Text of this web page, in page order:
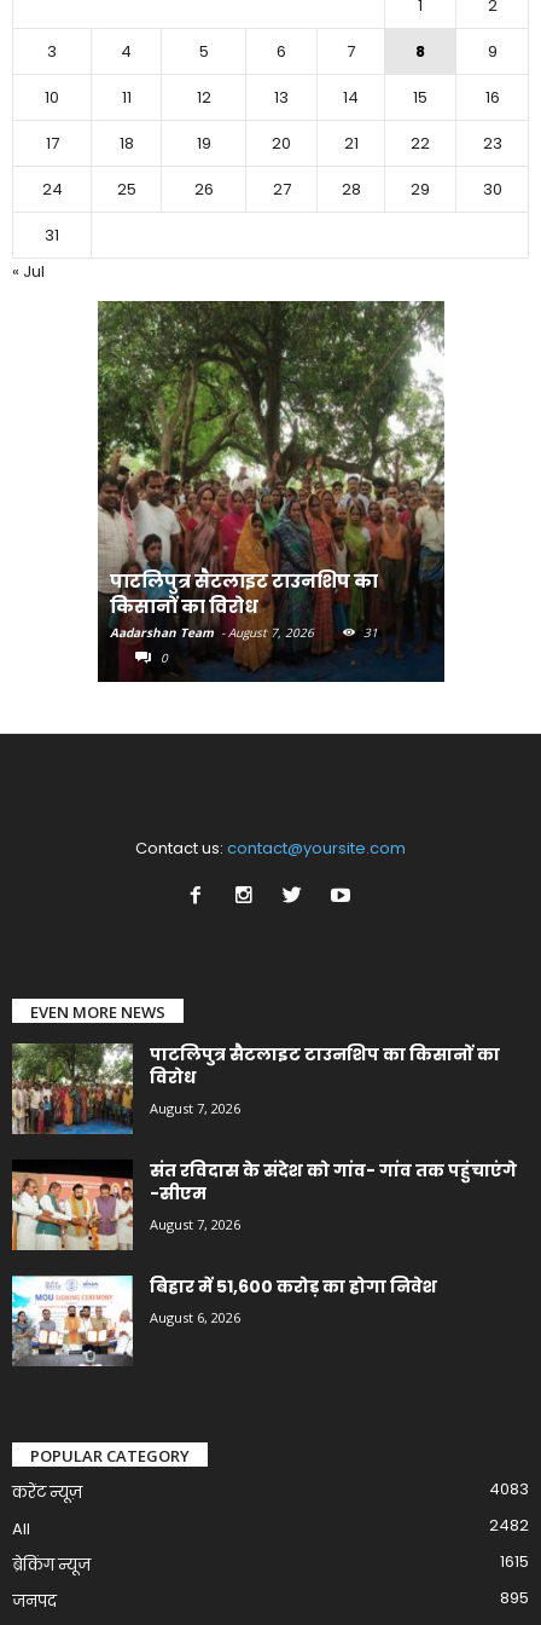
1
2
3
4 5 6 7 8
9
10
11 12 13 14 15
16
17
18 19 20 21 22
23
24
25 26 27 28 29
30
31
« Jul
पाटलिपुत्र सैटलाइट टाउनशिप का
किसानों का विरोध
Aadarshan Team - August 7, 2026
31
0
Contact us: contact@yoursite.com
EVEN MORE NEWS
पाटलिपुत्र सैटलाइट टाउनशिप का किसानों का
विरोध
August 7, 2026
संत रविदास के संदेश को गांव- गांव तक पहुंचाएंगे
-सीएम
August 7, 2026
बिहार में 51,600 करोड़ का होगा निवेश
August 6, 2026
POPULAR CATEGORY
करेंट न्यूज़
4083
All
2482
ब्रेकिंग न्यूज
1615
जनपद
895